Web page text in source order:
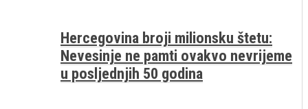
Hercegovina broji milionsku štetu:
Nevesinje ne pamti ovakvo nevrijeme
u posljednjih 50 godina